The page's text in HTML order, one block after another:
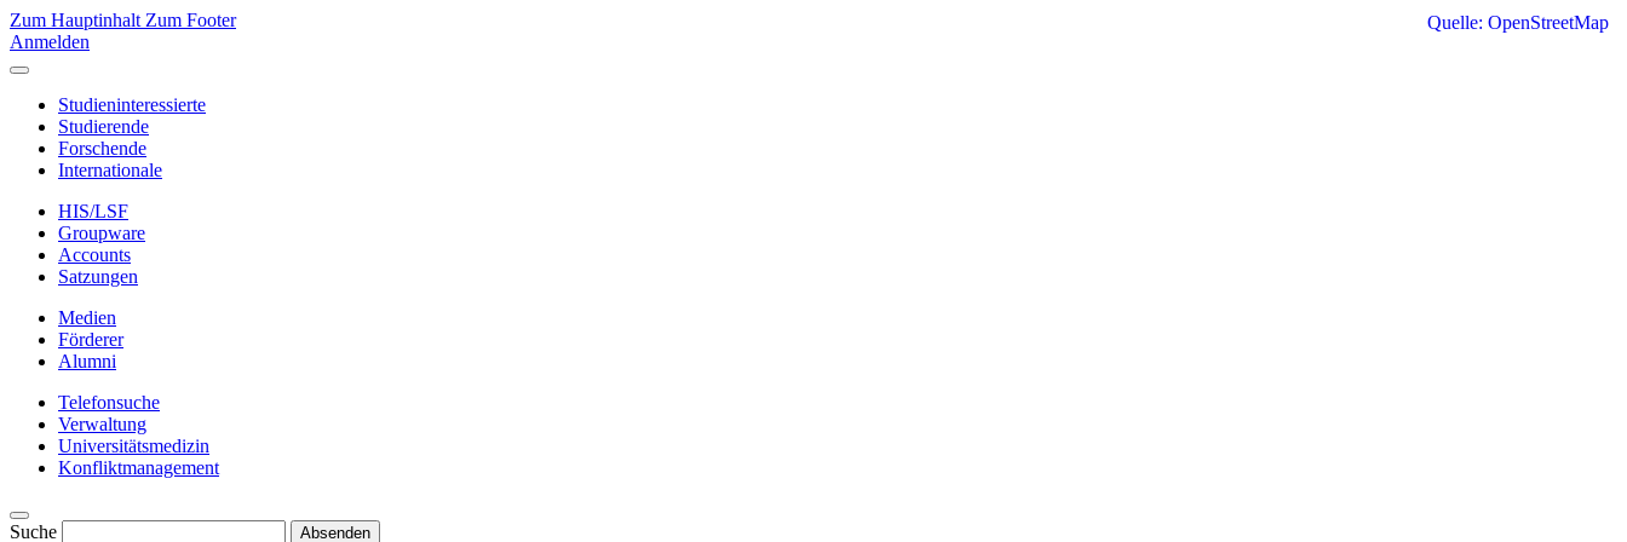
Zum Hauptinhalt Zum Footer
Anmelden
Studieninteressierte
Studierende
Forschende
Internationale
HIS/LSF
Groupware
Accounts
Satzungen
Medien
Förderer
Alumni
Telefonsuche
Verwaltung
Universitätsmedizin
Konfliktmanagement
Suche Absenden
Quelle: OpenStreetMap